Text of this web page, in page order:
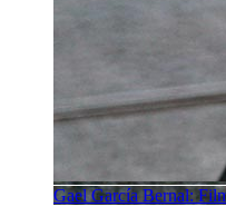
Gael García Bernal: